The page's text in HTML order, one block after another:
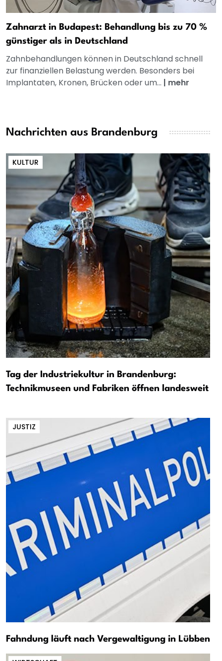
Zahnarzt in Budapest: Behandlung bis zu 70 %
günstiger als in Deutschland
Zahnbehandlungen können in Deutschland schnell
zur finanziellen Belastung werden. Besonders bei
Implantaten, Kronen, Brücken oder um... | mehr
Nachrichten aus Brandenburg
KULTUR
Tag der Industriekultur in Brandenburg:
Technikmuseen und Fabriken öffnen landesweit
JUSTIZ
Fahndung läuft nach Vergewaltigung in Lübben